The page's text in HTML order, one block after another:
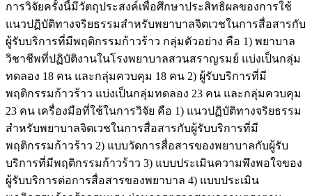
การวิจัยครั้งนี้มีวัตถุประสงค์เพื่อศึกษาประสิทธิผลของการใช้
แนวปฏิบัติทางจริยธรรมสำหรับพยาบาลจิตเวชในการสื่อสารกับ
ผู้รับบริการที่มีพฤติกรรมก้าวร้าว กลุ่มตัวอย่าง คือ 1) พยาบาล
วิชาชีพที่ปฏิบัติงานในโรงพยาบาลสวนสราญรมย์ แบ่งเป็นกลุ่ม
ทดลอง 18 คน และกลุ่มควบคุม 18 คน 2) ผู้รับบริการที่มี
พฤติกรรมก้าวร้าว แบ่งเป็นกลุ่มทดลอง 23 คน และกลุ่มควบคุม
23 คน เครื่องมือที่ใช้ในการวิจัย คือ 1) แนวปฏิบัติทางจริยธรรม
สำหรับพยาบาลจิตเวชในการสื่อสารกับผู้รับบริการที่มี
พฤติกรรมก้าวร้าว 2) แบบวัดการสื่อสารของพยาบาลกับผู้รับ
บริการที่มีพฤติกรรมก้าวร้าว 3) แบบประเมินความพึงพอใจของ
ผู้รับบริการต่อการสื่อสารของพยาบาล 4) แบบประเมิน